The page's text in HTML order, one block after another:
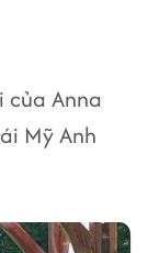
của Anna
Mỹ Anh